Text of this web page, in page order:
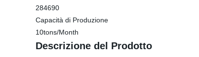
284690
Capacità di Produzione
10tons/Month
Descrizione del Prodotto